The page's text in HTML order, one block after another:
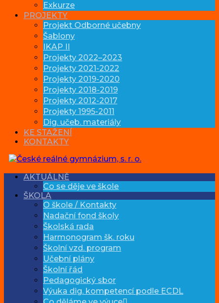
Exkurze
PROJEKTY
Projekt Odborné učebny
Šablony
IKAP II
Projekty 2022–2023
Projekty 2021-2022
Projekty 2019-2020
Projekty 2018-2019
Projekty 2012-2017
Projekty 1995-2011
Dig. učeb. materiály
KE STAŽENÍ
KONTAKTY
AKTUÁLNĚ
Co se děje ve škole
ŠKOLA
O škole / Kontakty
Nadační fond školy
Školská rada
Harmonogram šk. roku
Školní vzd. program
Učební plány
Školní řád
Pedagogický sbor
Výuka dig. kompetencí podle ECDL